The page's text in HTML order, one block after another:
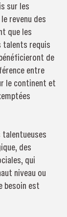
sur les
revenu des
que les
talents requis
de
entre
le continent et
des
qui
niveau ou
besoin est